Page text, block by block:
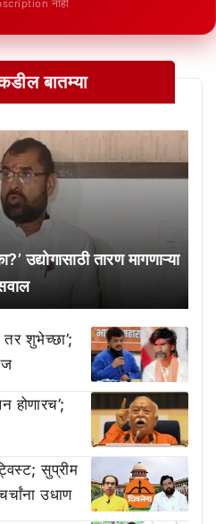
नाही
बातम्या
उद्योगासाठी तारण मागणाऱ्या
शुभेच्छा’;
होणारच’;
सुप्रीम
उधाण